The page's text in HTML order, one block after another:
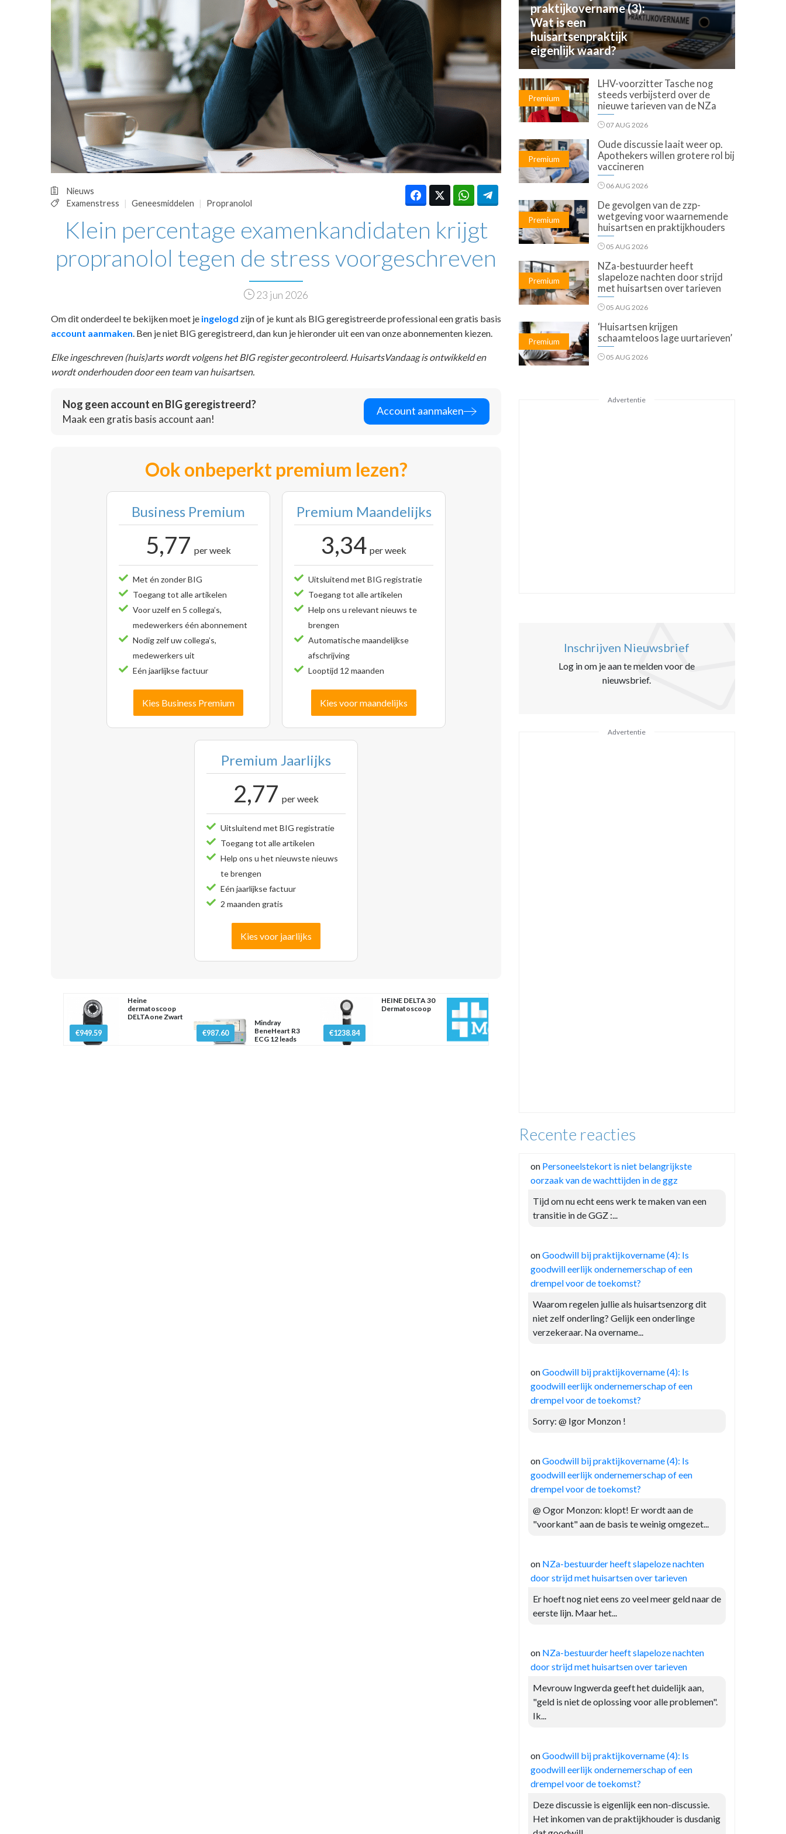
HUISARTSENPOST
PRAKTIJKZAKEN
TARIEVEN
VPHUISARTSEN
MEDISCHE VAKHANDEL
INLOGGEN
REGISTRATIE
Nieuws
Examenstress
Geneesmiddelen Propranolol
Klein percentage examenkandidaten krijgt
propranolol tegen de stress voorgeschreven
23 jun 2026
Om dit onderdeel te bekijken moet je ingelogd zijn of je kunt als BIG geregistreerde professional een gratis basis
account aanmaken . Ben je niet BIG geregistreerd, dan kun je hieronder uit een van onze abonnementen kiezen.
Elke ingeschreven (huis)arts wordt volgens het BIG register gecontroleerd. HuisartsVandaag is ontwikkeld en
wordt onderhouden door een team van huisartsen.
Nog geen account en BIG geregistreerd?
Maak een gratis basis account aan!
Account aanmaken
Ook onbeperkt premium lezen?
Business Premium
5,77 per week
Met én zonder BIG
Toegang tot alle artikelen
Voor uzelf en 5 collega’s,
medewerkers één abonnement
Nodig zelf uw collega’s,
medewerkers uit
Eén jaarlijkse factuur
Kies Business Premium
Premium Maandelijks
3,34 per week
Uitsluitend met BIG registratie
Toegang tot alle artikelen
Help ons u relevant nieuws te
brengen
Automatische maandelijkse
afschrijving
Looptijd 12 maanden
Kies voor maandelijks
Premium Jaarlijks
2,77 per week
Uitsluitend met BIG registratie
Toegang tot alle artikelen
Help ons u het nieuwste nieuws
te brengen
Eén jaarlijkse factuur
2 maanden gratis
Kies voor jaarlijks
€949.59
Heine
dermatoscoop
DELTAone Zwart
€987.60
Mindray
BeneHeart R3
ECG 12 leads
€1238.84
HEINE DELTA 30
Dermatoscoop
praktijkovername (3):
Wat is een
huisartsenpraktijk
eigenlijk waard?
Premium
LHV-voorzitter Tasche nog
steeds verbijsterd over de
nieuwe tarieven van de NZa
07 AUG 2026
Premium
Oude discussie laait weer op.
Apothekers willen grotere rol bij
vaccineren
06 AUG 2026
Premium
De gevolgen van de zzp-
wetgeving voor waarnemende
huisartsen en praktijkhouders
05 AUG 2026
Premium
NZa-bestuurder heeft
slapeloze nachten door strijd
met huisartsen over tarieven
05 AUG 2026
Premium
‘Huisartsen krijgen
schaamteloos lage uurtarieven’
05 AUG 2026
Advertentie
Inschrijven Nieuwsbrief
Log in om je aan te melden voor de
nieuwsbrief.
Advertentie
Recente reacties
on Personeelstekort is niet belangrijkste
oorzaak van de wachttijden in de ggz
Tijd om nu echt eens werk te maken van een
transitie in de GGZ :...
onGoodwill bij praktijkovername (4): Is
goodwill eerlijk ondernemerschap of een
drempel voor de toekomst?
Waarom regelen jullie als huisartsenzorg dit
niet zelf onderling? Gelijk een onderlinge
verzekeraar. Na overname...
onGoodwill bij praktijkovername (4): Is
goodwill eerlijk ondernemerschap of een
drempel voor de toekomst?
Sorry: @ Igor Monzon !
onGoodwill bij praktijkovername (4): Is
goodwill eerlijk ondernemerschap of een
drempel voor de toekomst?
@ Ogor Monzon: klopt! Er wordt aan de
"voorkant" aan de basis te weinig omgezet...
on NZa-bestuurder heeft slapeloze nachten
door strijd met huisartsen over tarieven
Er hoeft nog niet eens zo veel meer geld naar de
eerste lijn. Maar het...
on NZa-bestuurder heeft slapeloze nachten
door strijd met huisartsen over tarieven
Mevrouw Ingwerda geeft het duidelijk aan,
"geld is niet de oplossing voor alle problemen".
Ik...
onGoodwill bij praktijkovername (4): Is
goodwill eerlijk ondernemerschap of een
drempel voor de toekomst?
Deze discussie is eigenlijk een non-discussie.
Het inkomen van de praktijkhouder is dusdanig